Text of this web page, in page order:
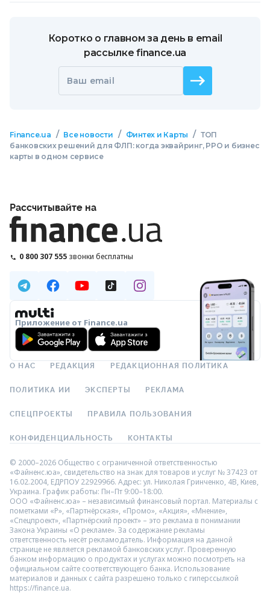
Коротко о главном за день в email
рассылке finance.ua
Ваш email
Finance.ua / Все новости / Финтех и Карты / ТОП
банковских решений для ФЛП: когда эквайринг, РРО и бизнес
карты в одном сервисе
Рассчитывайте на
0 800 307 555 звонки бесплатны
Приложение от Finance.ua
О НАС РЕДАКЦИЯ РЕДАКЦИОННАЯ ПОЛИТИКА
ПОЛИТИКА ИИ ЭКСПЕРТЫ РЕКЛАМА
СПЕЦПРОЕКТЫ ПРАВИЛА ПОЛЬЗОВАНИЯ
КОНФИДЕНЦИАЛЬНОСТЬ КОНТАКТЫ
© 2000–2026 Общество с ограниченной ответственностью
«Файненс.юа», свидетельство на знак для товаров и услуг № 37423 от
16.02.2004, ЕДРПОУ 22929966. Адрес: ул. Николая Гринченко, 4В, Киев,
Украина. График работы: Пн–Пт 9:00–18:00.
ООО «Файненс.юа» – независимый финансовый портал. Материалы с
пометками «Р», «Партнёрская», «Промо», «Акция», «Мнение»,
«Спецпроект», «Партнёрский проект» – это реклама в понимании
Закона Украины «О рекламе». За содержание рекламы
ответственность несёт рекламодатель. Информация на данной
странице не является рекламой банковских услуг. Проверенную
банком информацию о продуктах и услугах можно посмотреть на
официальном сайте соответствующего банка. Использование
материалов и данных с сайта разрешено только с гиперссылкой
https://finance.ua.